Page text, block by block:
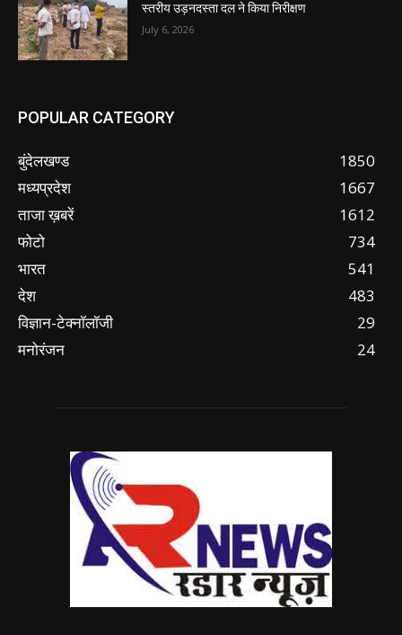
स्तरीय उड़नदस्ता दल ने किया निरीक्षण
July 6, 2026
POPULAR CATEGORY
बुंदेलखण्ड
1850
मध्यप्रदेश
1667
ताजा ख़बरें
1612
फोटो
734
भारत
541
देश
483
विज्ञान-टेक्नॉलॉजी
29
मनोरंजन
24